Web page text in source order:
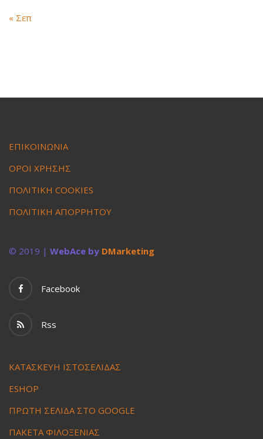
« Σεπ
ΕΠΙΚΟΙΝΩΝΙΑ
ΟΡΟΙ ΧΡΗΣΗΣ
ΠΟΛΙΤΙΚΗ COOKIES
ΠΟΛΙΤΙΚΗ ΑΠΟΡΡΗΤΟΥ
© 2019 | WebAce by DMarketing
Facebook
Rss
ΚΑΤΑΣΚΕΥΗ ΙΣΤΟΣΕΛΙΔΑΣ
ESHOP
ΠΡΩΤΗ ΣΕΛΙΔΑ ΣΤΟ GOOGLE
ΠΑΚΕΤΑ ΦΙΛΟΞΕΝΙΑΣ